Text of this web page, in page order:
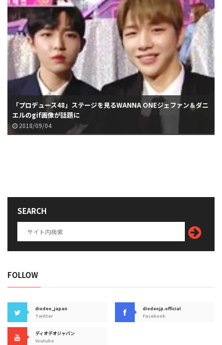
「プロデュース48」ステージを見るWANNA ONEジェファン＆ダニ
エルのgif画像が話題に
2018/09/04
SEARCH
FOLLOW
diodeo_japan
Twitter
diodeojp.official
Facebook
ディオデオジャパン
Youtube